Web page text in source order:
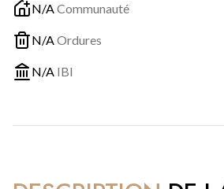
N/ACommunauté
N/AOrdures
N/A IBI